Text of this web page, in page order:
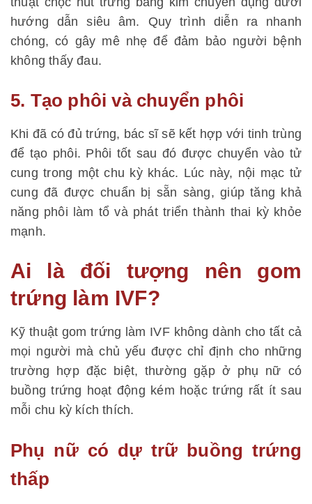
hướng dẫn siêu âm. Quy trình diễn ra nhanh
chóng, có gây mê nhẹ để đảm bảo người bệnh
không thấy đau.
5. Tạo phôi và chuyển phôi
Khi đã có đủ trứng, bác sĩ sẽ kết hợp với tinh trùng
để tạo phôi. Phôi tốt sau đó được chuyển vào tử
cung trong một chu kỳ khác. Lúc này, nội mạc tử
cung đã được chuẩn bị sẵn sàng, giúp tăng khả
năng phôi làm tổ và phát triển thành thai kỳ khỏe
mạnh.
Ai là đối tượng nên gom
trứng làm IVF?
Kỹ thuật gom trứng làm IVF không dành cho tất cả
mọi người mà chủ yếu được chỉ định cho những
trường hợp đặc biệt, thường gặp ở phụ nữ có
buồng trứng hoạt động kém hoặc trứng rất ít sau
mỗi chu kỳ kích thích.
Phụ nữ có dự trữ buồng trứng
thấp